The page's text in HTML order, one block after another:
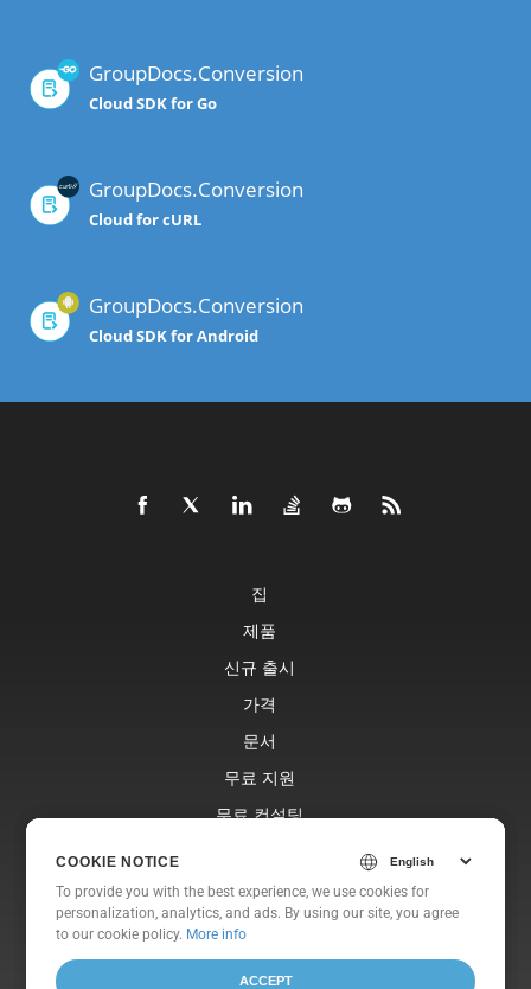
GroupDocs.Conversion
Cloud SDK for Go
GroupDocs.Conversion
Cloud for cURL
GroupDocs.Conversion
Cloud SDK for Android
COOKIE NOTICE
To provide you with the best experience, we use cookies for
personalization, analytics, and ads. By using our site, you agree
toour cookie policy.
ACCEPT
집
제품
신규 출시
가격
문서
무료 지원
무료 컨설팅
웹사이트
에 대한
COOKIE NOTICE
To provide you with the best experience, we use cookies for
personalization, analytics, and ads. By using our site, you agree
to our cookie policy. More info
ACCEPT